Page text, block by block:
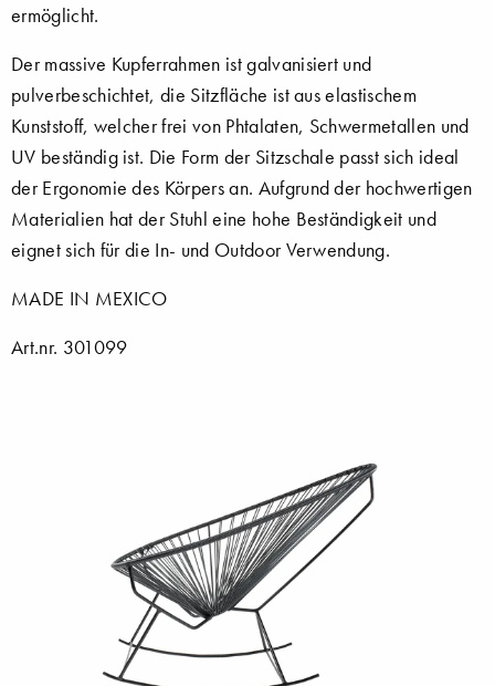
ermöglicht.
Der massive Kupferrahmen ist galvanisiert und
pulverbeschichtet, die Sitzfläche ist aus elastischem
Kunststoff, welcher frei von Phtalaten, Schwermetallen und
UV beständig ist. Die Form der Sitzschale passt sich ideal
der Ergonomie des Körpers an. Aufgrund der hochwertigen
Materialien hat der Stuhl eine hohe Beständigkeit und
eignet sich für die In- und Outdoor Verwendung.
MADE IN MEXICO
Art.nr. 301099